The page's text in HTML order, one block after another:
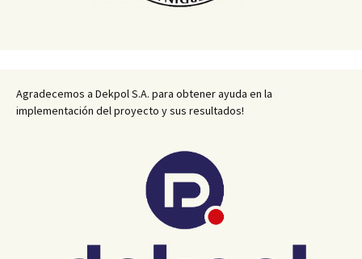
Agradecemos a Dekpol S.A. para obtener ayuda en la
implementación del proyecto y sus resultados!